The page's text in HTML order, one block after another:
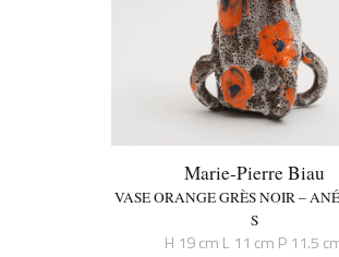
Marie-Pierre Biau
VASE ORANGE GRÈS NOIR –
S
H 19 cm L 11 cm P 11.5